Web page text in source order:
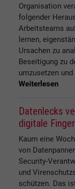
Organisation
folgender
Arbeitsteams
lernen,
Ursachen zu
Beseitigung zu
umzusetzen
Weiterlesen
Datenlecks
digitale
Kaum eine
von
Security-
und
schützen. Das